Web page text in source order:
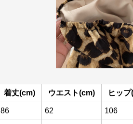
着丈(cm) ウエスト(cm) ヒッ
86 62 106